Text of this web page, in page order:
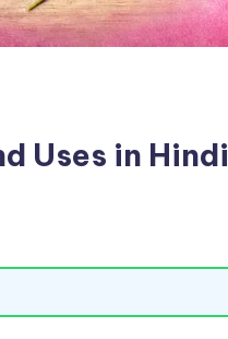
Uses in Hindi